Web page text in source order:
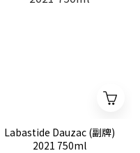
Labastide Dauzac (副牌)
2021 750ml